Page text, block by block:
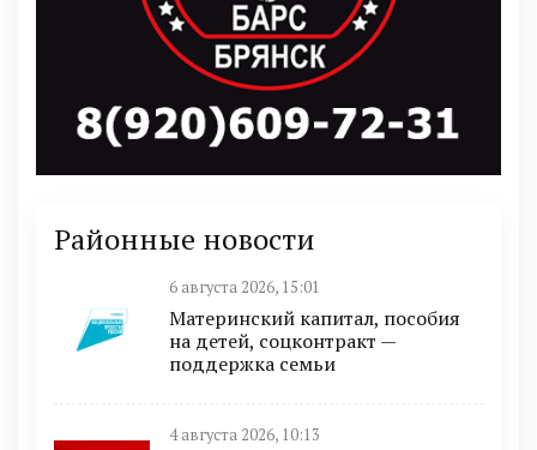
Районные новости
6 августа 2026, 15:01
Материнский капитал, пособия
на детей, соцконтракт —
поддержка семьи
4 августа 2026, 10:13